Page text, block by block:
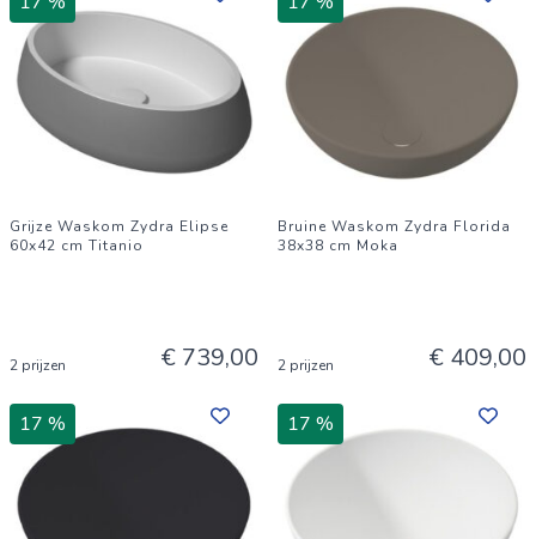
Grijze Waskom Zydra Elipse
60x42 cm Titanio
2 prijzen € 739,00
Bruine Waskom Zydra Florida
38x38 cm Moka
2 prijzen € 409,00
17 % 17 %